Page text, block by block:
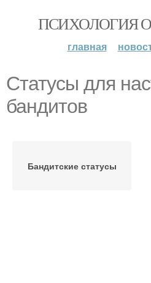
ПСИХОЛОГИЯ
главная
Статусы для
бандитов
Бандитские статусы